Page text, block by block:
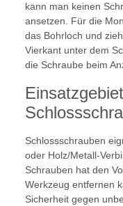
kann man keinen
ansetzen. Für die
das Bohrloch und
Vierkant unter dem
die Schraube beim
Schlossschrauben
oder Holz/Metall-
Schrauben hat den
Werkzeug entfernen
Sicherheit gegen